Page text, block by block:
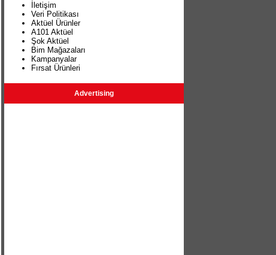
İletişim
Veri Politikası
Aktüel Ürünler
A101 Aktüel
Şok Aktüel
Bim Mağazaları
Kampanyalar
Fırsat Ürünleri
Advertising